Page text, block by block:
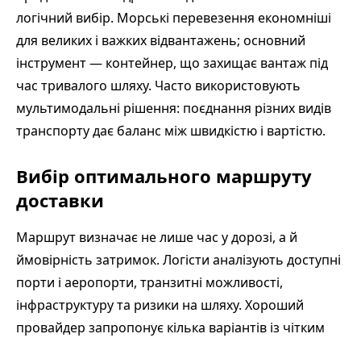
логічний вибір. Морські перевезення економніші
для великих і важких відвантажень; основний
інструмент — контейнер, що захищає вантаж під
час тривалого шляху. Часто використовують
мультимодальні рішення: поєднання різних видів
транспорту дає баланс між швидкістю і вартістю.
Вибір оптимального маршруту
доставки
Маршрут визначає не лише час у дорозі, а й
ймовірність затримок. Логісти аналізують доступні
порти і аеропорти, транзитні можливості,
інфраструктуру та ризики на шляху. Хороший
провайдер запропонує кілька варіантів із чітким